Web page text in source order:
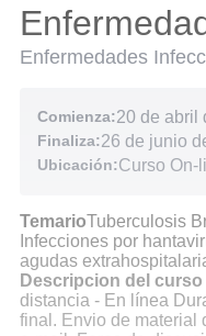
Enfermedades
Comienza:20 de abril
Finaliza:26 de junio
Ubicación:Curso On-
TemarioTuberculosis
Infecciones por
agudas
Descripcion del
distancia - En línea
final. Envio de material